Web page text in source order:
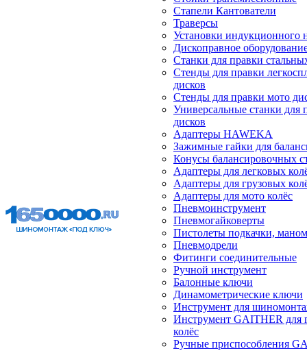
Стапели Кантователи
Траверсы
Установки индукционного
Дископравное
Станки для правки
Стенды для правки
дисков
Стенды для правки мото
Универсальные станки для
дисков
Адаптеры HAWEKA
Зажимные гайки для
Конусы балансировочных
Адаптеры для легковых
Адаптеры для грузовых
Адаптеры для мото колёс
Пневмоинструмент
Пневмогайковерты
Пистолеты подкачки,
Пневмодрели
Фитинги соединительные
Ручной инструмент
Балонные ключи
Динамометрические ключи
Инструмент для
Инструмент GAITHER для
колёс
Ручные приспособления